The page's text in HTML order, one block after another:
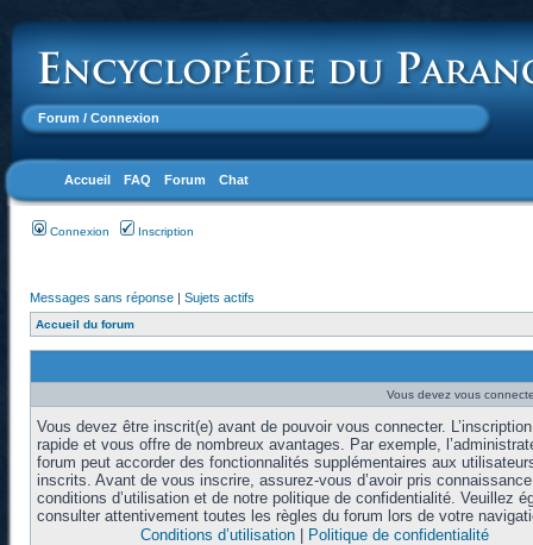
Forum / Connexion
Accueil FAQ Forum Chat
Connexion Inscription
Messages sans réponse | Sujets actifs
Accueil du forum
Vous devez vous
Vous devez être inscrit(e) avant de pouvoir vous connecter.
rapide et vous offre de nombreux avantages. Par exemple,
forum peut accorder des fonctionnalités supplémentaires aux
inscrits. Avant de vous inscrire, assurez-vous d’avoir pris
conditions d’utilisation et de notre politique de confidentialité. Veuillez
consulter attentivement toutes les règles du forum lors de votre
Conditions d’utilisation| Politique de confidentialité